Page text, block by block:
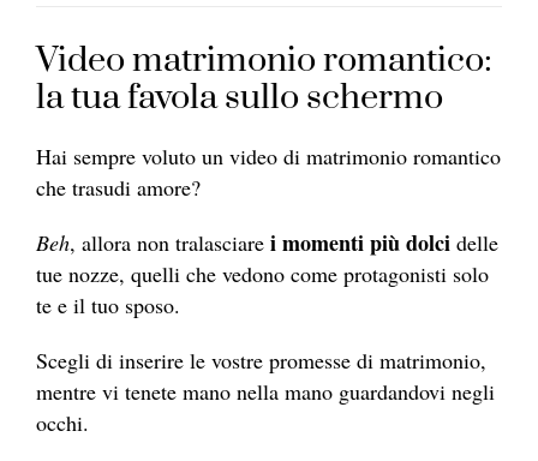
Video matrimonio romantico:
la tua favola sullo schermo
Hai sempre voluto un video di matrimonio romantico
che trasudi amore?
Beh, allora non tralasciare i momenti più dolci delle
tue nozze, quelli che vedono come protagonisti solo
te e il tuo sposo.
Scegli di inserire le vostre promesse di matrimonio,
mentre vi tenete mano nella mano guardandovi negli
occhi.